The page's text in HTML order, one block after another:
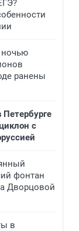
ранены
Петербурге
с
фонтан
Дворцовой
в